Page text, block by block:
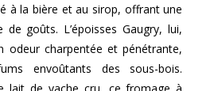
à la bière et au sirop, offrant une
de goûts. L’époisses Gaugry, lui,
odeur charpentée et pénétrante,
envoûtants des sous-bois.